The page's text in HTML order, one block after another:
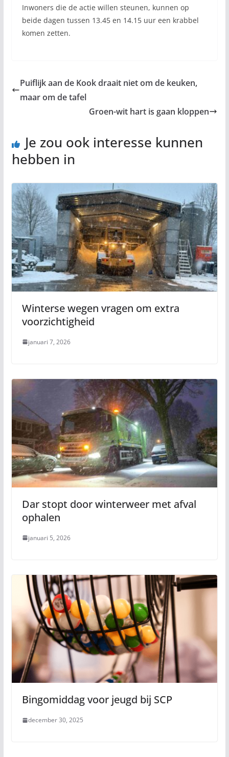
Inwoners die de actie willen steunen, kunnen op
beide dagen tussen 13.45 en 14.15 uur een krabbel
komen zetten.
Puiflijk aan de Kook draait niet om de keuken,
maar om de tafel
Groen-wit hart is gaan kloppen
Je zou ook interesse kunnen
hebben in
Winterse wegen vragen om extra
voorzichtigheid
januari 7, 2026
Dar stopt door winterweer met afval
ophalen
januari 5, 2026
Bingomiddag voor jeugd bij SCP
december 30, 2025